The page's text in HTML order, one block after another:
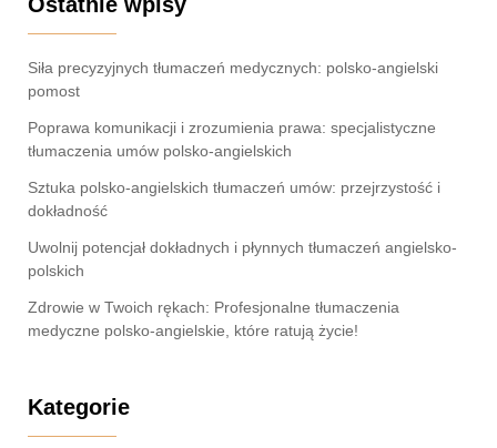
Siła precyzyjnych tłumaczeń medycznych: polsko-angielski
pomost
Poprawa komunikacji i zrozumienia prawa: specjalistyczne
tłumaczenia umów polsko-angielskich
Sztuka polsko-angielskich tłumaczeń umów: przejrzystość i
dokładność
Uwolnij potencjał dokładnych i płynnych tłumaczeń angielsko-
polskich
Zdrowie w Twoich rękach: Profesjonalne tłumaczenia
medyczne polsko-angielskie, które ratują życie!
Kategorie